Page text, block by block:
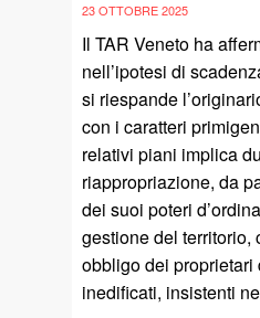
23 OTTOBRE 2025
Il TAR Veneto ha
nell’ipotesi di
si riespande
con i caratteri
relativi piani implica
riappropriazione, da
dei suoi poteri
gestione del territorio,
obbligo dei proprietari
inedificati, insistenti